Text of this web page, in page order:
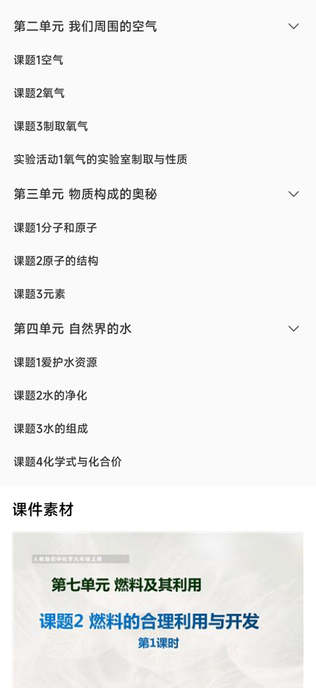
第二单元 我们周围的空气
课题1空气
课题2氧气
课题3制取氧气
实验活动1氧气的实验室制取与性质
第三单元 物质构成的奥秘
课题1分子和原子
课题2原子的结构
课题3元素
第四单元 自然界的水
课题1爱护水资源
课题2水的净化
课题3水的组成
课题4化学式与化合价
课题1质量守恒定律
课题2如何正确书写化学方程式
课题3利用化学方程式的简单计算
第六单元 碳和碳的氧化物
课件素材